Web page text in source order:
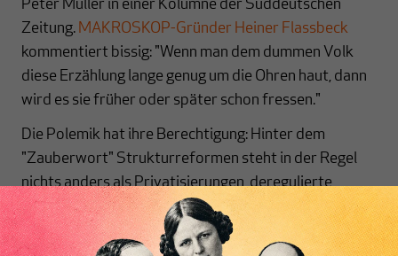
Peter Müller in einer Kolumne der Süddeutschen
Zeitung. MAKROSKOP-Gründer Heiner Flassbeck
kommentiert bissig: "Wenn man dem dummen Volk
diese Erzählung lange genug um die Ohren haut, dann
wird es sie früher oder später schon fressen."
Die Polemik hat ihre Berechtigung: Hinter dem
"Zauberwort" Strukturreformen steht in der Regel
nichts anders als Privatisierungen, deregulierte
Arbeitsmärkte, ein geschwächter Kündigungsschutz
und letztlich Lohnsenkungen.